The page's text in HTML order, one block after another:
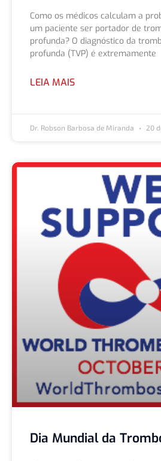
Como os médicos calculam a
um paciente ser portador de
profunda? O diagnóstico da
profunda (TVP) é extremamente
LEIA MAIS
Dr. Robson Barbosa de Miranda 20
Dia Mundial da